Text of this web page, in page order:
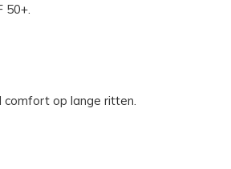
50+.
op lange ritten.